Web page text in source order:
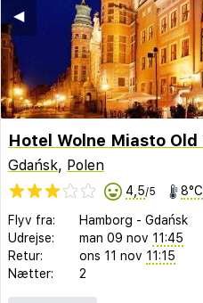
◀︎
Gdańsk, Polen
4,5/5 8°C
Flyv fra: Hamborg - Gdańsk
Udrejse:
man 09 nov 11:45
Retur:
ons 11 nov 11:15
Nætter:
2